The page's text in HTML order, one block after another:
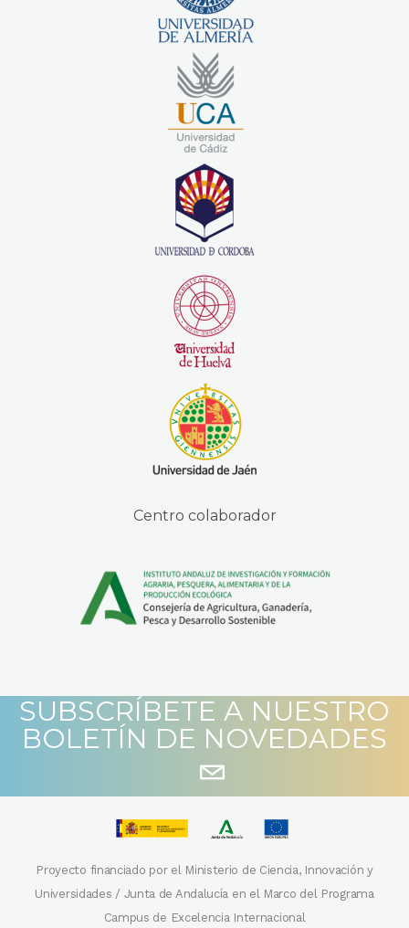
Centro colaborador
SUBSCRÍBETE A NUESTRO
BOLETÍN DE NOVEDADES
Proyecto financiado por el Ministerio de Ciencia, Innovación y
Universidades / Junta de Andalucía en el Marco del Programa
Campus de Excelencia Internacional